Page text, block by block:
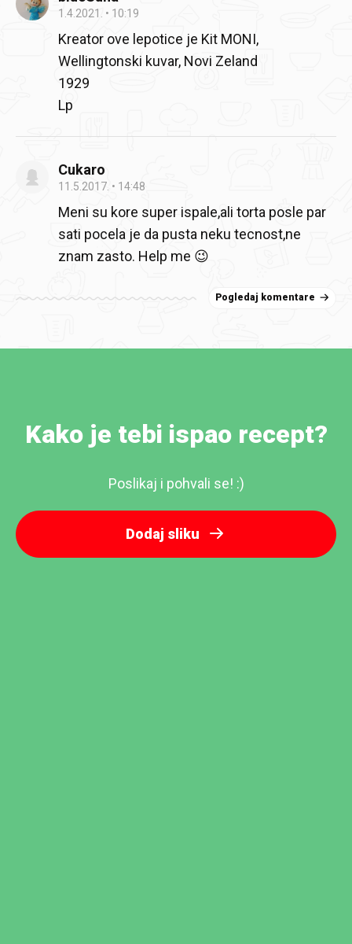
1.4.2021. 10:19
Kreator ove lepotice je Kit MONI,
Wellingtonski kuvar, Novi Zeland
1929
Lp
Cukaro
11.5.2017. 14:48
Meni su kore super ispale,ali torta posle par
sati pocela je da pusta neku tecnost,ne
znam zasto. Help me 😉
Pogledaj komentare
Kako je tebi ispao recept?
Poslikaj i pohvali se! :)
Dodaj sliku